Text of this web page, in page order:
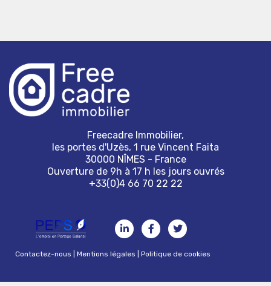
Freecadre Immobilier,
les portes d'Uzès, 1 rue Vincent Faita
30000 NÎMES - France
Ouverture de 9h à 17 h les jours ouvrés
+33(0)4 66 70 22 22
Contactez-nous |Mentions légales |Politique de cookies